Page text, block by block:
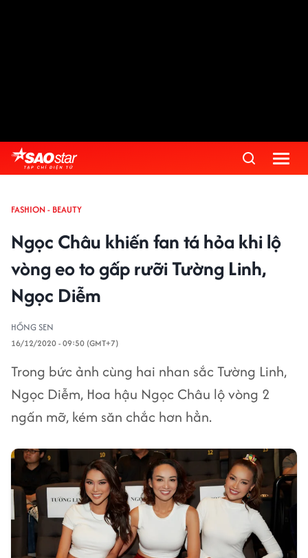
FASHION - BEAUTY
Ngọc Châu khiến fan tá hỏa khi lộ
vòng eo to gấp rưỡi Tường Linh,
Ngọc Diễm
HỒNG SEN
16/12/2020 - 09:50 (GMT+7)
Trong bức ảnh cùng hai nhan sắc Tường Linh,
Ngọc Diễm, Hoa hậu Ngọc Châu lộ vòng 2
ngấn mỡ, kém săn chắc hơn hẳn.